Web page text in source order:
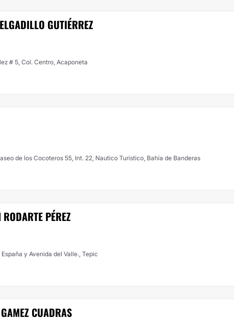
GUTIÉRREZ
# 5, Col. Centro, Acaponeta
Núcleo Médico Joya, Paseo de los Cocoteros 55, Int. 22, Nautico Turistico, Bahía de Banderas
PÉREZ
y Avenida del Valle., Tepic
CUADRAS